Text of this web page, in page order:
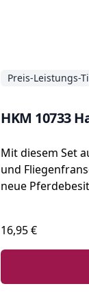
HKM 10733
Preis-Leistungs-
Mit diesem Set
und
neue
16,95 €